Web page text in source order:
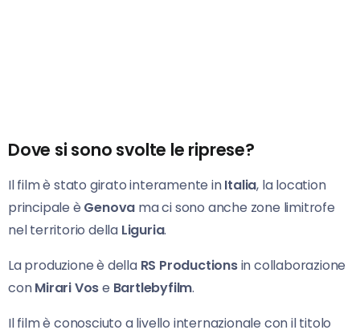
Dove si sono svolte le riprese?
Il film è stato girato interamente inItalia, la location
principale è Genova ma ci sono anche zone limitrofe
nel territorio della Liguria.
La produzione è della RS Productionsin collaborazione
conMirari Vose Bartlebyfilm.
Il film è conosciuto a livello internazionale con il titolo